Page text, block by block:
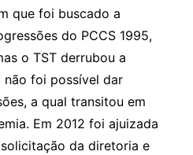
que foi buscado a
do PCCS 1995,
o TST derrubou a
não foi possível dar
a qual transitou em
Em 2012 foi ajuizada
da diretoria e